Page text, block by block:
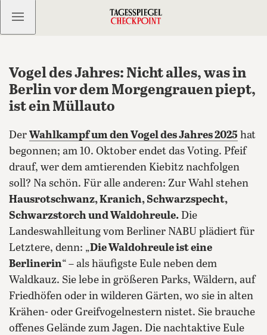
Kostenlos anmelden
Vogel des Jahres: Nicht alles, was in
Berlin vor dem Morgengrauen piept,
ist ein Müllauto
Der Wahlkampf um denVogel des Jahres 2025 hat
begonnen; am 10. Oktober endet das Voting. Pfeif
drauf, wer dem amtierenden Kiebitz nachfolgen
soll? Na schön. Für alle anderen: Zur Wahl stehen
Hausrotschwanz, Kranich, Schwarzspecht,
Schwarzstorch und Waldohreule. Die
Landeswahlleitung vom Berliner NABU plädiert für
Letztere, denn: „Die Waldohreule ist eine
Berlinerin“ – als häufigste Eule neben dem
Waldkauz. Sie lebe in größeren Parks, Wäldern, auf
Friedhöfen oder in wilderen Gärten, wo sie in alten
Krähen- oder Greifvogelnestern nistet. Sie brauche
offenes Gelände zum Jagen. Die nachtaktive Eule